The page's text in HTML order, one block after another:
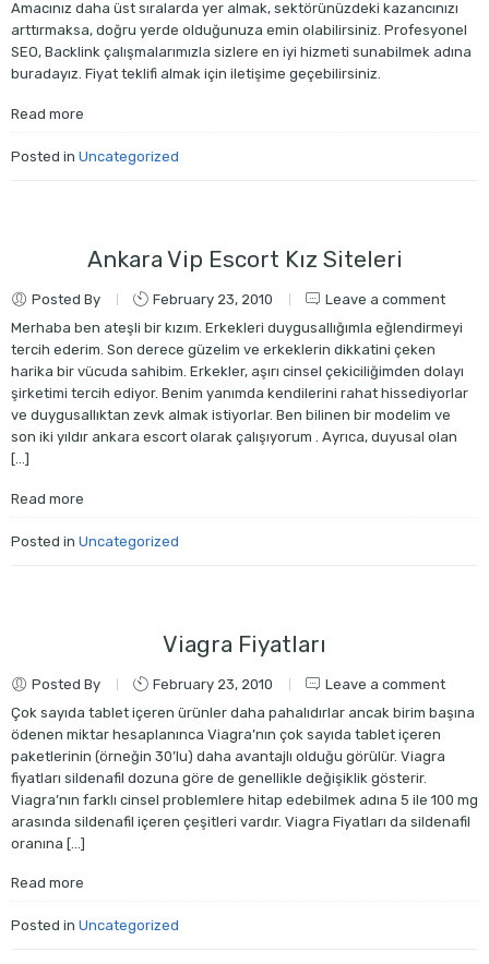
Amacınız daha üst sıralarda yer almak, sektörünüzdeki kazancınızı
arttırmaksa, doğru yerde olduğunuza emin olabilirsiniz. Profesyonel
SEO, Backlink çalışmalarımızla sizlere en iyi hizmeti sunabilmek adına
buradayız. Fiyat teklifi almak için iletişime geçebilirsiniz.
Read more
Posted in Uncategorized
Ankara Vip Escort Kız Siteleri
Posted By February 23, 2010
Leave a comment
Merhaba ben ateşli bir kızım. Erkekleri duygusallığımla eğlendirmeyi
tercih ederim. Son derece güzelim ve erkeklerin dikkatini çeken
harika bir vücuda sahibim. Erkekler, aşırı cinsel çekiciliğimden dolayı
şirketimi tercih ediyor. Benim yanımda kendilerini rahat hissediyorlar
ve duygusallıktan zevk almak istiyorlar. Ben bilinen bir modelim ve
son iki yıldır ankara escort olarak çalışıyorum . Ayrıca, duyusal olan
[…]
Read more
Posted in Uncategorized
Viagra Fiyatları
Posted By February 23, 2010
Leave a comment
Çok sayıda tablet içeren ürünler daha pahalıdırlar ancak birim başına
ödenen miktar hesaplanınca Viagra’nın çok sayıda tablet içeren
paketlerinin (örneğin 30’lu) daha avantajlı olduğu görülür. Viagra
fiyatları sildenafil dozuna göre de genellikle değişiklik gösterir.
Viagra’nın farklı cinsel problemlere hitap edebilmek adına 5 ile 100 mg
arasında sildenafil içeren çeşitleri vardır. Viagra Fiyatları da sildenafil
oranına […]
Read more
Posted in Uncategorized